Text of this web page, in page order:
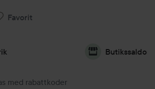
Favorit
Butikssaldo
med rabattkoder